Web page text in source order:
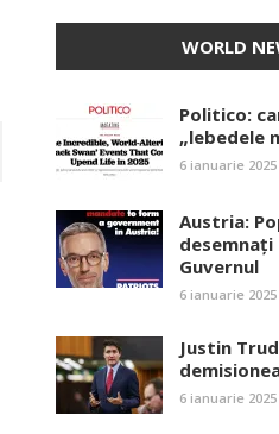
WORLD
Politico:
„lebedele
6 ianuarie 2025
Austria:
Guvernul
6 ianuarie 2025
Justin
6 ianuarie 2025